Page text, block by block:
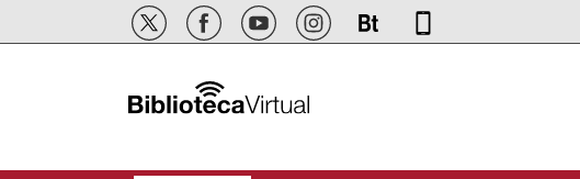
Saltar al contenido principal